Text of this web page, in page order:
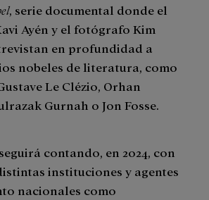
, serie documental donde el
Ayén y el fotógrafo Kim
en profundidad a
nobeles de literatura, como
Le Clézio, Orhan
Gurnah o Jon Fosse.
contando, en 2024, con
instituciones y agentes
nacionales como